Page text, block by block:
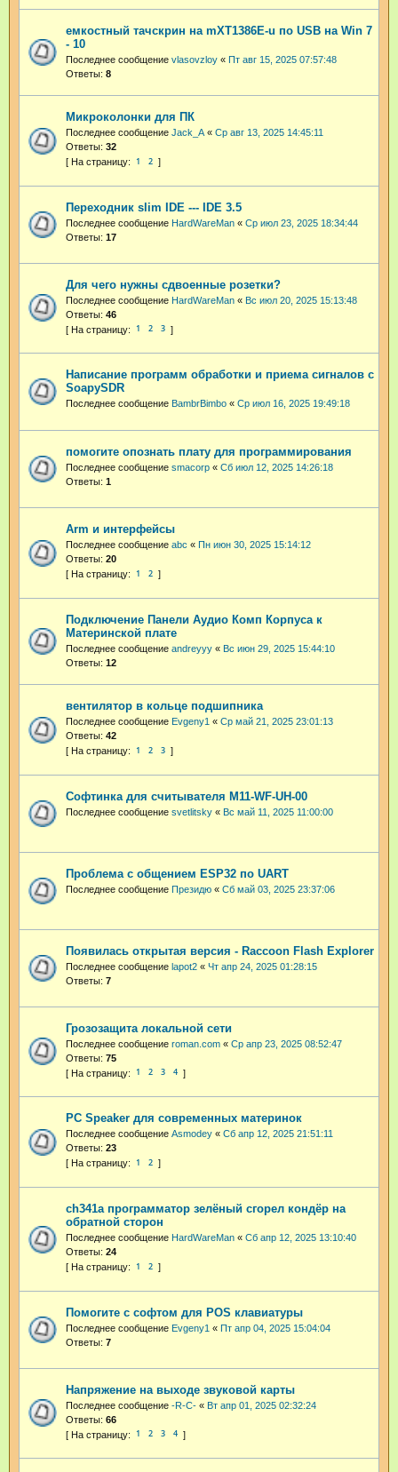
емкостный тачскрин на mXT1386E-u по USB на Win 7
- 10
Последнее сообщение vlasovzloy « Пт авг 15, 2025 07:57:48
Ответы: 8
Микроколонки для ПК
Последнее сообщение Jack_A « Ср авг 13, 2025 14:45:11
Ответы: 32
1 2
Переходник slim IDE --- IDE 3.5
Последнее сообщение HardWareMan « Ср июл 23, 2025 18:34:44
Ответы: 17
Для чего нужны сдвоенные розетки?
Последнее сообщение HardWareMan « Вс июл 20, 2025 15:13:48
Ответы: 46
1 2 3
Написание программ обработки и приема сигналов с
SoapySDR
Последнее сообщение BambrBimbo « Ср июл 16, 2025 19:49:18
помогите опознать плату для программирования
Последнее сообщение smacorp « Сб июл 12, 2025 14:26:18
Ответы: 1
Arm и интерфейсы
Последнее сообщение abc « Пн июн 30, 2025 15:14:12
Ответы: 20
1 2
Подключение Панели Аудио Комп Корпуса к
Материнской плате
Последнее сообщение andreyyy « Вс июн 29, 2025 15:44:10
Ответы: 12
вентилятор в кольце подшипника
Последнее сообщение Evgeny1 « Ср май 21, 2025 23:01:13
Ответы: 42
1 2 3
Софтинка для считывателя M11-WF-UH-00
Последнее сообщение svetlitsky « Вс май 11, 2025 11:00:00
Проблема с общением ESP32 по UART
Последнее сообщение Президю « Сб май 03, 2025 23:37:06
Появилась открытая версия - Raccoon Flash Explorer
Последнее сообщение lapot2 « Чт апр 24, 2025 01:28:15
Ответы: 7
Грозозащита локальной сети
Последнее сообщение roman.com « Ср апр 23, 2025 08:52:47
Ответы: 75
1 2 3 4
PC Speaker для современных материнок
Последнее сообщение Asmodey « Сб апр 12, 2025 21:51:11
Ответы: 23
1 2
ch341a программатор зелёный сгорел кондёр на
обратной сторон
Последнее сообщение HardWareMan « Сб апр 12, 2025 13:10:40
Ответы: 24
1 2
Помогите с софтом для POS клавиатуры
Последнее сообщение Evgeny1 « Пт апр 04, 2025 15:04:04
Ответы: 7
Напряжение на выходе звуковой карты
Последнее сообщение -R-C- « Вт апр 01, 2025 02:32:24
Ответы: 66
1 2 3 4